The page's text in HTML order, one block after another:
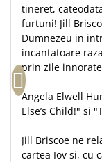
Despre afaceri
Dezvoltare
Leadership
Mediu
Sanatate / nutritie
tineret,
furtuni! Jill
Dumnezeu in
incantatoare
prin zile
Angela Elwell
Else’s Child!" si
Jill Briscoe ne
cartea Iov si, cu